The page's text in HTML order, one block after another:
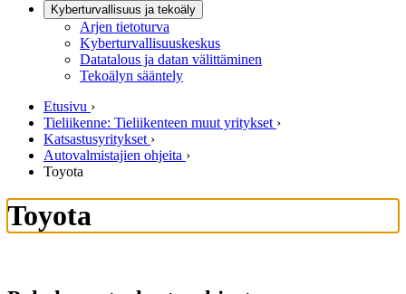
Kyberturvallisuus ja tekoäly
Arjen tietoturva
Kyberturvallisuuskeskus
Datatalous ja datan välittäminen
Tekoälyn sääntely
Etusivu ›
Tieliikenne: Tieliikenteen muut yritykset ›
Katsastusyritykset ›
Autovalmistajien ohjeita ›
Toyota
Toyota